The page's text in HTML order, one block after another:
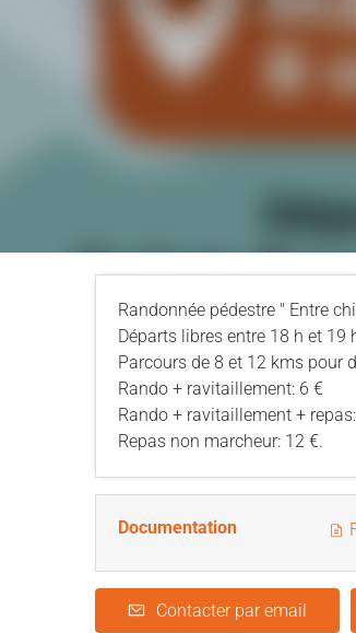
Randonnée pédestre " Entre
Départs libres entre 18 h et 19
Parcours de 8 et 12 kms pour
Rando + ravitaillement: 6 €
Rando + ravitaillement +
Repas non marcheur: 12 €.
Documentation
Contacter par email